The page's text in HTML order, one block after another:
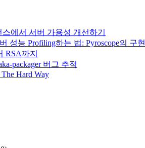
스에서 서버 가용성 개선하기
성능 Profiling하는 법: Pyroscope의 구
RSA까지
packager 버그 추적
The Hard Way